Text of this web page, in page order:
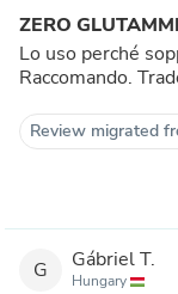
ZERO
Lo uso perché
Raccomando.
Review migrated
G Gábriel T.
Hungary